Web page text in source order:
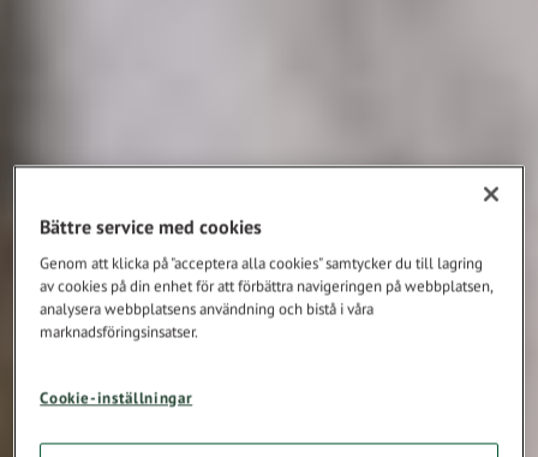
Bättre service med cookies
Genom att klicka på "acceptera alla cookies" samtycker du till lagring
av cookies på din enhet för att förbättra navigeringen på webbplatsen,
analysera webbplatsens användning och bistå i våra
marknadsföringsinsatser.
Cookie-inställningar